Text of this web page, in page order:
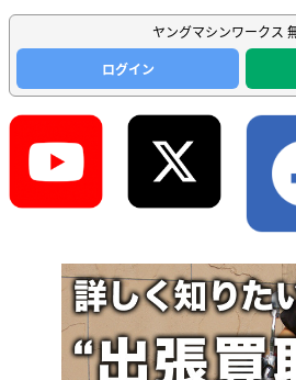
ヤングマシンワークス
ログイン